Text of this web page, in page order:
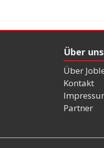
Über uns
Über
Kontakt
Partner